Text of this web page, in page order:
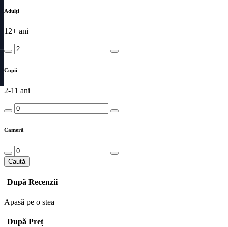
Adulți
12+ ani
Copii
2-11 ani
Cameră
Caută
După Recenzii
Apasă pe o stea
După Preț